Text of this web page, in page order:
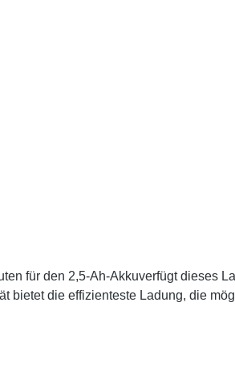
für den 2,5-Ah-Akkuverfügt dieses
bietet die effizienteste Ladung, die